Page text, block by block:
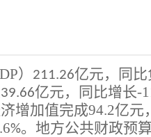
） 211.26亿元，同
39.66亿元，同比增长-
增加值完成94.2亿元
%。地方公共财政预